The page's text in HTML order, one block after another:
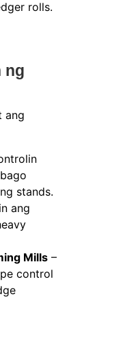
rolls.
ng
ang
stands.
ang
Mills–
control